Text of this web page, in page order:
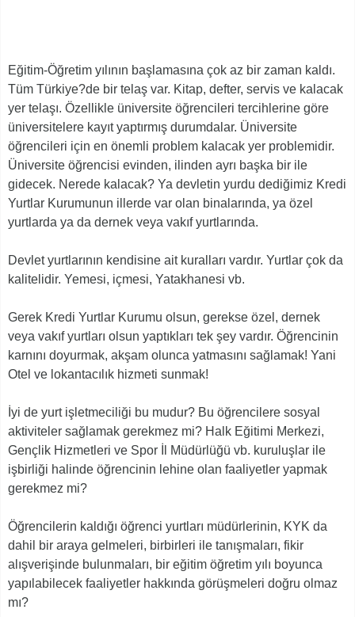
Eğitim-Öğretim yılının başlamasına çok az bir zaman kaldı.
Tüm Türkiye?de bir telaş var. Kitap, defter, servis ve kalacak
yer telaşı. Özellikle üniversite öğrencileri tercihlerine göre
üniversitelere kayıt yaptırmış durumdalar. Üniversite
öğrencileri için en önemli problem kalacak yer problemidir.
Üniversite öğrencisi evinden, ilinden ayrı başka bir ile
gidecek. Nerede kalacak? Ya devletin yurdu dediğimiz Kredi
Yurtlar Kurumunun illerde var olan binalarında, ya özel
yurtlarda ya da dernek veya vakıf yurtlarında.
Devlet yurtlarının kendisine ait kuralları vardır. Yurtlar çok da
kalitelidir. Yemesi, içmesi, Yatakhanesi vb.
Gerek Kredi Yurtlar Kurumu olsun, gerekse özel, dernek
veya vakıf yurtları olsun yaptıkları tek şey vardır. Öğrencinin
karnını doyurmak, akşam olunca yatmasını sağlamak! Yani
Otel ve lokantacılık hizmeti sunmak!
İyi de yurt işletmeciliği bu mudur? Bu öğrencilere sosyal
aktiviteler sağlamak gerekmez mi? Halk Eğitimi Merkezi,
Gençlik Hizmetleri ve Spor İl Müdürlüğü vb. kuruluşlar ile
işbirliği halinde öğrencinin lehine olan faaliyetler yapmak
gerekmez mi?
Öğrencilerin kaldığı öğrenci yurtları müdürlerinin, KYK da
dahil bir araya gelmeleri, birbirleri ile tanışmaları, fikir
alışverişinde bulunmaları, bir eğitim öğretim yılı boyunca
yapılabilecek faaliyetler hakkında görüşmeleri doğru olmaz
mı?